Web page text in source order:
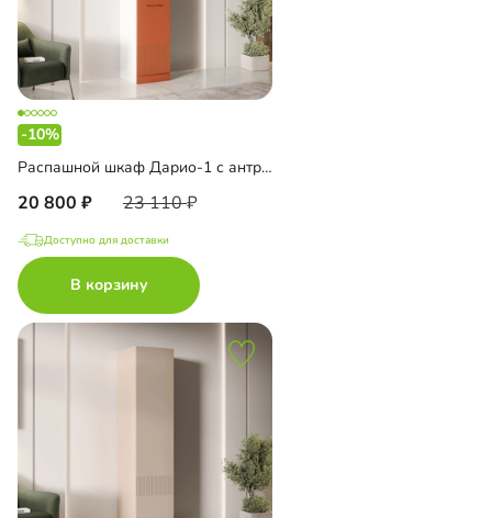
-10%
Распашной шкаф Дарио-1 с антресолью
20 800 23 110
Доступно для доставки
В корзину